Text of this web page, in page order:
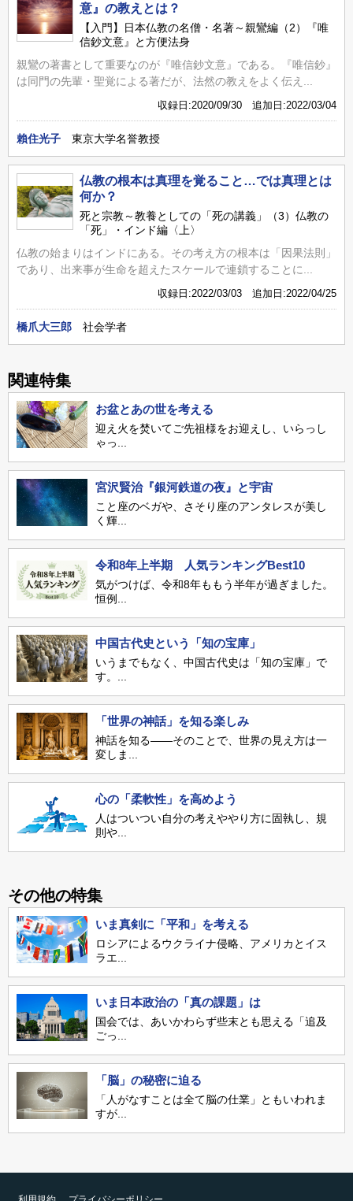
意』の教えとは？
【入門】日本仏教の名僧・名著～親鸞編（2）『唯
信鈔文意』と方便法身
親鸞の著書として重要なのが『唯信鈔文意』である。『唯信鈔』
は同門の先輩・聖覚による著だが、法然の教えをよく伝え...
収録日:2020/09/30 追加日:2022/03/04
賴住光子 東京大学名誉教授
仏教の根本は真理を覚ること…では真理とは
何か？
死と宗教～教養としての「死の講義」（3）仏教の
「死」・インド編〈上〉
仏教の始まりはインドにある。その考え方の根本は「因果法則」
であり、出来事が生命を超えたスケールで連鎖することに...
収録日:2022/03/03 追加日:2022/04/25
橋爪大三郎 社会学者
関連特集
お盆とあの世を考える
迎え火を焚いてご先祖様をお迎えし、いらっし
ゃっ...
宮沢賢治『銀河鉄道の夜』と宇宙
こと座のベガや、さそり座のアンタレスが美し
く輝...
令和8年上半期 人気ランキングBest10
気がつけば、令和8年ももう半年が過ぎました。
恒例...
中国古代史という「知の宝庫」
いうまでもなく、中国古代史は「知の宝庫」で
す。...
「世界の神話」を知る楽しみ
神話を知る――そのことで、世界の見え方は一
変しま...
心の「柔軟性」を高めよう
人はついつい自分の考えややり方に固執し、規
則や...
その他の特集
いま真剣に「平和」を考える
ロシアによるウクライナ侵略、アメリカとイス
ラエ...
いま日本政治の「真の課題」は
国会では、あいかわらず些末とも思える「追及
ごっ...
「脳」の秘密に迫る
「人がなすことは全て脳の仕業」ともいわれま
すが...